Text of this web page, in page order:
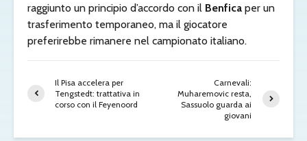
raggiunto un principio d’accordo con il Benfica per un
trasferimento temporaneo, ma il giocatore
preferirebbe rimanere nel campionato italiano.
Il Pisa accelera per
Tengstedt: trattativa in
corso con il Feyenoord
Carnevali:
Muharemovic resta,
Sassuolo guarda ai
giovani